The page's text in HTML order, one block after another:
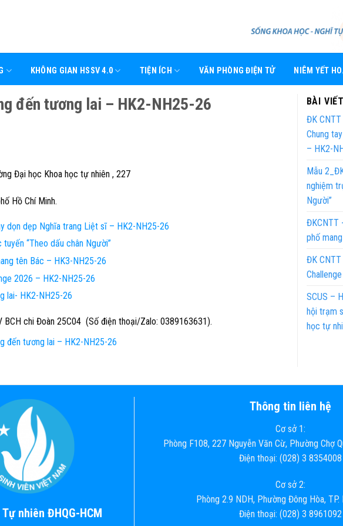
KHÔNG GIAN HSSV 4.0 TIỆN ÍCH VĂN PHÒNG ĐIỆN TỬ NIÊM YẾT
đến tương lai – HK2-NH25-26
Đại học Khoa học tự nhiên , 227
Hồ Chí Minh.
dọn dẹp Nghĩa trang Liệt sĩ – HK2-NH25-26
“Theo dấu chân Người”
tên Bác – HK3-NH25-26
2026 – HK2-NH25-26
lai- HK2-NH25-26
BCH chi Đoàn 25C04 (Số điện thoại/Zalo: 0389163631).
đến tương lai – HK2-NH25-26
BÀI
ĐK
Chung
– HK2-
Mẫu
nghiệm
Người”
ĐKCNTT
phố
ĐK
SCUS –
hội trạm
học tự
nhiên ĐHQG-HCM
Thông tin liên hệ
Cơ sở 1:
Phòng F108, 227 Nguyễn Văn Cừ, Phường Chợ
Điện thoại: (028) 3 8354008
Cơ sở 2:
Phòng 2.9 NDH, Phường Đông Hòa, TP.
Điện thoại: (028) 3 8961092